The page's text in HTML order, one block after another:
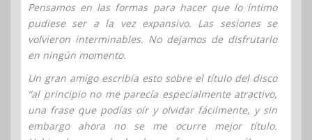
Pensamos en las formas para hacer que lo íntimo
pudiese ser a la vez expansivo. Las sesiones se
volvieron interminables. No dejamos de disfrutarlo
en ningún momento.
Un gran amigo escribía esto sobre el título del disco
“al principio no me parecía especialmente atractivo,
una frase que podías oír y olvidar fácilmente, y sin
embargo ahora no se me ocurre mejor título.